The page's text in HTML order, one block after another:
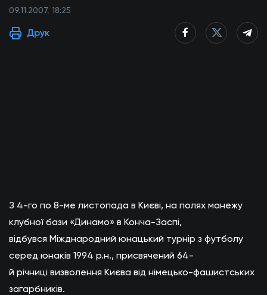
09.11.2007, 18:25
Друк
З 4-го по 8-ме листопада в Києві, на полях манежу
клубної бази «Динамо» в Конча-Заспі,
відбувся Міжднародний юнацький турнір з футболу
серед юнаків 1994 р.н., присвячений 64-
й річниці визволення Києва від німецько-фашистських
загарбників.